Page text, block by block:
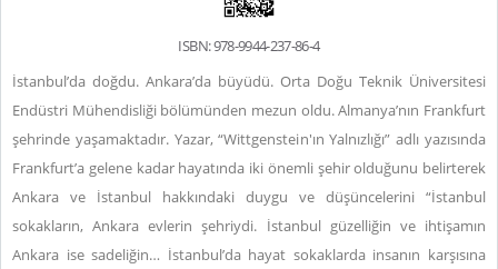
ISBN: 978-9944-237-86-4
İstanbul’da doğdu. Ankara’da büyüdü. Orta Doğu Teknik Üniversitesi
Endüstri Mühendisliği bölümünden mezun oldu. Almanya’nın Frankfurt
şehrinde yaşamaktadır. Yazar, “Wittgenstein'ın Yalnızlığı” adlı yazısında
Frankfurt’a gelene kadar hayatında iki önemli şehir olduğunu belirterek
Ankara ve İstanbul hakkındaki duygu ve düşüncelerini “İstanbul
sokakların, Ankara evlerin şehriydi. İstanbul güzelliğin ve ihtişamın
Ankara ise sadeliğin… İstanbul’da hayat sokaklarda insanın karşısına